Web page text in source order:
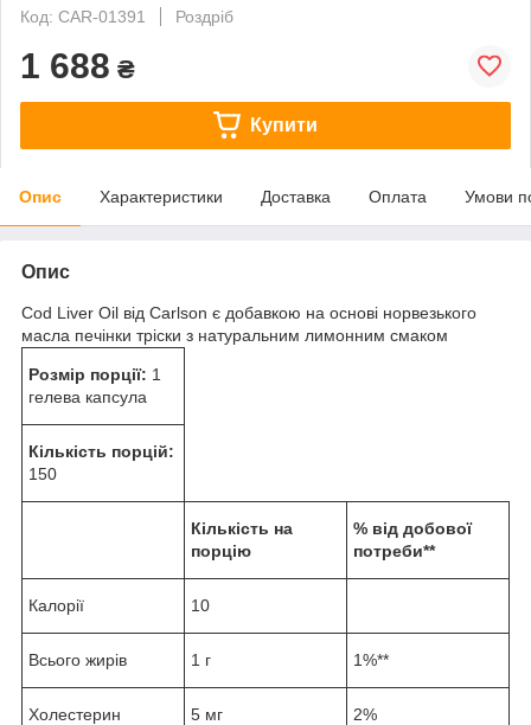
Код: CAR-01391
Роздріб
1 688 ₴
Купити
Опис Характеристики Доставка Оплата Умови
Опис
Cod Liver Oil від Carlson є добавкою на основі норвезького
масла печінки тріски з натуральним лимонним смаком
Розмір порції: 1
гелева капсула
Кількість порцій:
150
Кількість на
порцію
% від добової
потреби**
Калорії 10
Всього жирів 1 г 1%**
Холестерин 5 мг 2%